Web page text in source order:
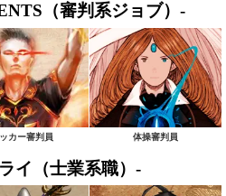
（審判系ジョブ）-
カー審判員 体操審判員
イ（士業系職）-